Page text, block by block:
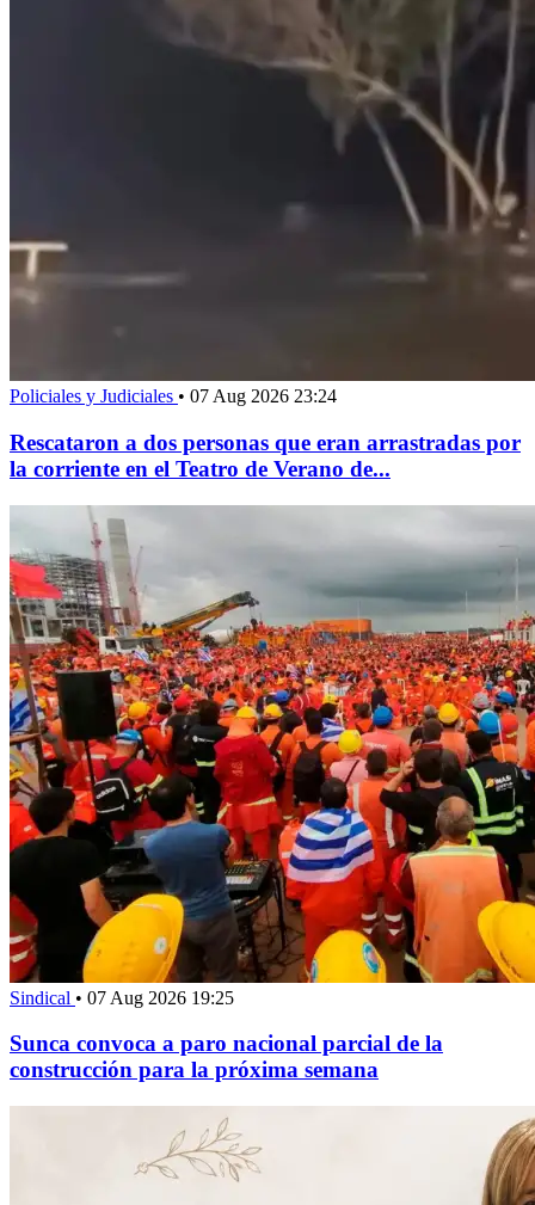
Policiales y Judiciales • 07 Aug 2026 23:24
Rescataron a dos personas que eran arrastradas por
la corriente en el Teatro de Verano de...
Sindical • 07 Aug 2026 19:25
Sunca convoca a paro nacional parcial de la
construcción para la próxima semana